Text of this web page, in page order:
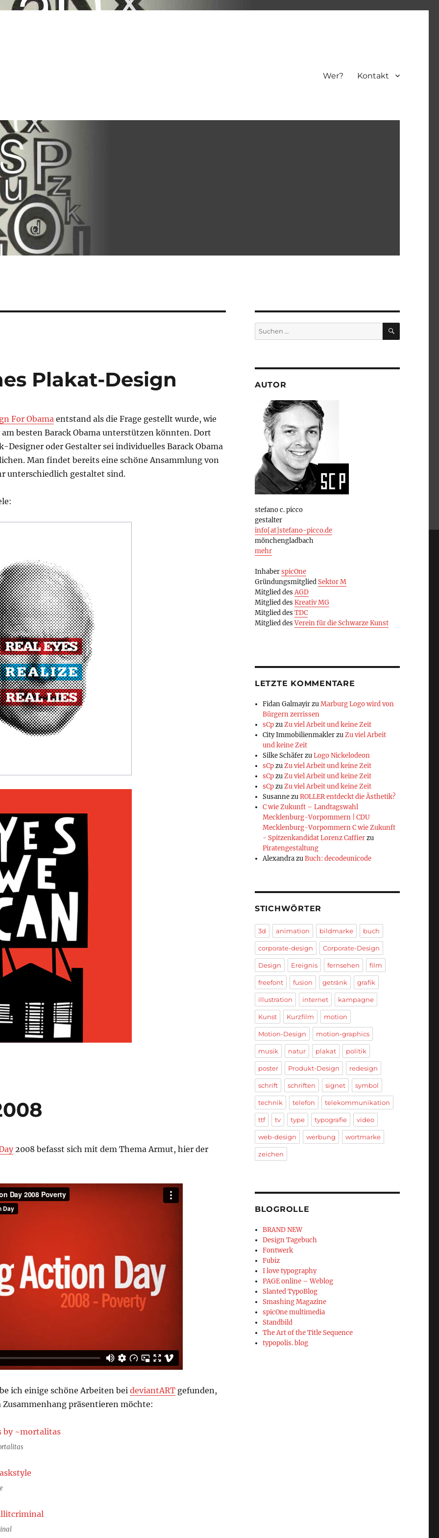
Wer? Kontakt
Plakat-Design
For Obamaentstand als die Frage gestellt wurde, wie
besten Barack Obama unterstützen könnten. Dort
Designer oder Gestalter sei individuelles Barack Obama
Man findet bereits eine schöne Ansammlung von
unterschiedlich gestaltet sind.
2008 befasst sich mit dem Thema Armut, hier der
ich einige schöne Arbeiten bei deviantARTgefunden,
Zusammenhang präsentieren möchte:
Suchen
nach:
SUCHEN
AUTOR
stefano c. picco
gestalter
info[at]stefano-picco.de
mönchengladbach
mehr
InhaberspicOne
GründungsmitgliedSektor M
Mitglied desAGD
Mitglied des Kreativ MG
Mitglied des TDC
Mitglied desVerein für die Schwarze Kunst
LETZTE KOMMENTARE
Fidan GalmayirzuMarburg Logo wird von
Bürgern zerrissen
sCpzuZu viel Arbeit und keine Zeit
City ImmobilienmaklerzuZu viel Arbeit
und keine Zeit
Silke SchäferzuLogo Nickelodeon
sCpzuZu viel Arbeit und keine Zeit
sCpzuZu viel Arbeit und keine Zeit
sCpzuZu viel Arbeit und keine Zeit
SusannezuROLLER entdeckt die Ästhetik?
C wie Zukunft – Landtagswahl
Mecklenburg-Vorpommern | CDU
Mecklenburg-Vorpommern C wie Zukunft
- Spitzenkandidat Lorenz Caffierzu
Piratengestaltung
AlexandrazuBuch: decodeunicode
STICHWÖRTER
3d animation bildmarke buch
corporate-design Corporate-Design
Design Ereignis fernsehen film
freefont fusion getränk grafik
illustration internet kampagne
Kunst Kurzfilm motion
Motion-Design motion-graphics
musik natur plakat politik
poster Produkt-Design redesign
schrift schriften signet symbol
technik telefon telekommunikation
ttf tv type typografie video
web-design werbung wortmarke
zeichen
BLOGROLLE
BRAND NEW
Design Tagebuch
Fontwerk
Fubiz
I love typography
PAGE online – Weblog
Slanted TypoBlog
Smashing Magazine
spicOne multimedia
Standbild
The Art of the Title Sequence
typopolis. blog